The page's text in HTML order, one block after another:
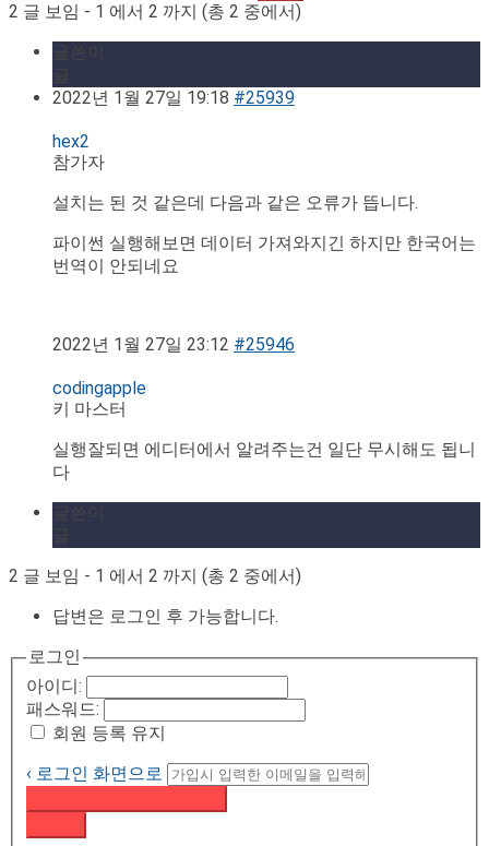
2 글 보임 - 1 에서 2 까지 (총 2 중에서)
2022년 1월 27일 19:18 #25939
hex2
참가자
설치는 된 것 같은데 다음과 같은 오류가 뜹니다.
파이썬 실행해보면 데이터 가져와지긴 하지만 한국어는
번역이 안되네요
2022년 1월 27일 23:12 #25946
codingapple
키 마스터
실행잘되면 에디터에서 알려주는건 일단 무시해도 됩니
다
2 글 보임 - 1 에서 2 까지 (총 2 중에서)
답변은 로그인 후 가능합니다.
로그인
아이디:
패스워드:
회원 등록 유지
‹ 로그인 화면으로